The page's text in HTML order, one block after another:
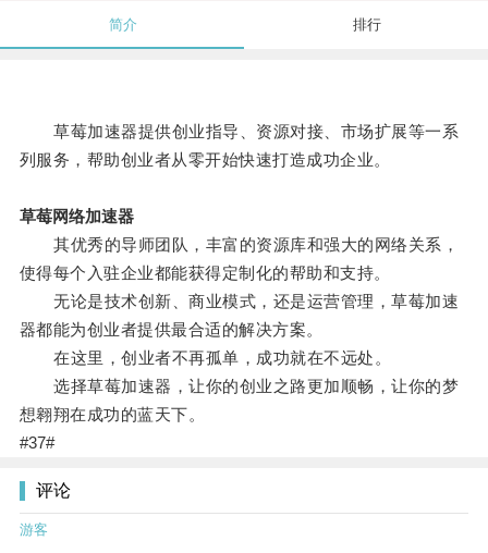
简介 排行
草莓加速器提供创业指导、资源对接、市场扩展等一系
列服务，帮助创业者从零开始快速打造成功企业。
草莓网络加速器
其优秀的导师团队，丰富的资源库和强大的网络关系，
使得每个入驻企业都能获得定制化的帮助和支持。
无论是技术创新、商业模式，还是运营管理，草莓加速
器都能为创业者提供最合适的解决方案。
在这里，创业者不再孤单，成功就在不远处。
选择草莓加速器，让你的创业之路更加顺畅，让你的梦
想翱翔在成功的蓝天下。
#37#
评论
游客